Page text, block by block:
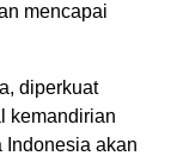
mencapai
diperkuat
kemandirian
Indonesia akan